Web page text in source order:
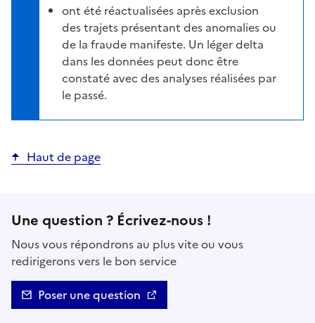
ont été réactualisées après exclusion
des trajets présentant des anomalies ou
de la fraude manifeste. Un léger delta
dans les données peut donc être
constaté avec des analyses réalisées par
le passé.
Haut de page
Une question ? Écrivez-nous !
Nous vous répondrons au plus vite ou vous
redirigerons vers le bon service
Poser une question